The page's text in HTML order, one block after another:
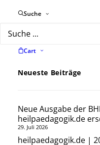
Suche
Cart
die weitere
Neueste Beiträge
Neue Ausgabe der
heilpaedagogik.de
29. Juli 2026
heilpaedagogik.de |